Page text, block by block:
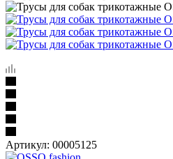
Артикул: 00005125